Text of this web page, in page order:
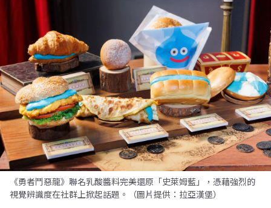
《勇者鬥惡龍》聯名乳酸醬料完美還原「史萊姆藍」，憑藉強烈的
視覺辨識度在社群上掀起話題。（圖片提供：拉亞漢堡）